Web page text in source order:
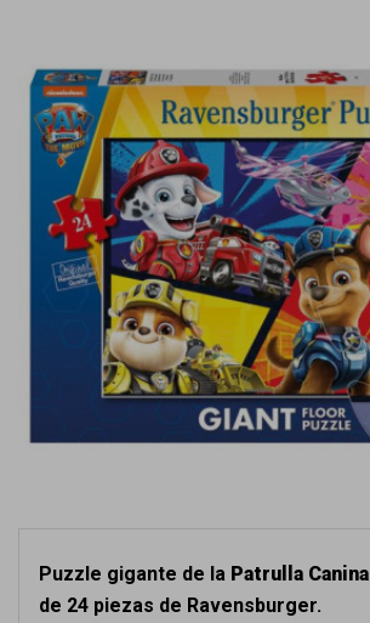
Puzzle gigante de la Patrulla Canina
de 24 piezas de Ravensburger.